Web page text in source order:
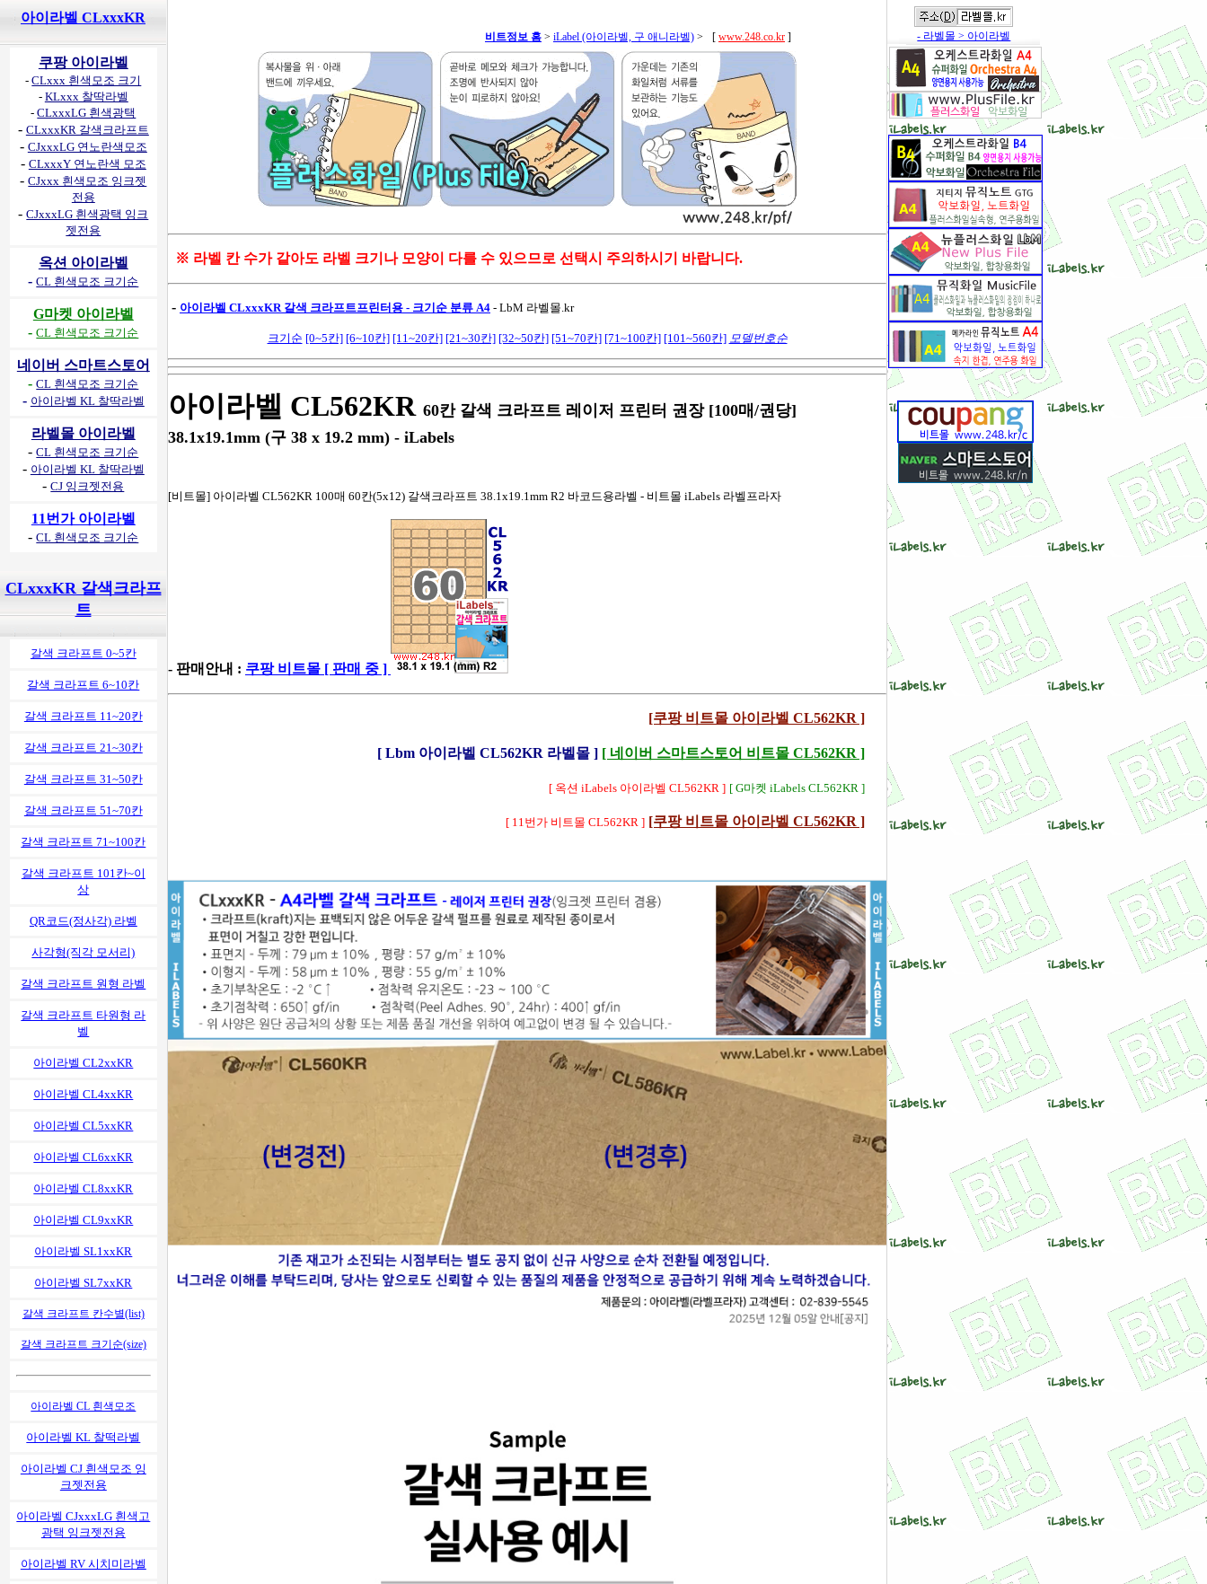
아이라벨 CLxxxKR
쿠팡 아이라벨
-CLxxx 흰색모조 크기
- KLxxx 찰딱라벨
-CLxxxLG 흰색광택
- CLxxxKR 갈색크라프트
- CJxxxLG 연노란색모조
- CLxxxY 연노란색 모조
-CJxxx 흰색모조 잉크젯
전용
-CJxxxLG 흰색광택 잉크
젯전용
옥션 아이라벨
-CL 흰색모조 크기순
G마켓 아이라벨
-CL 흰색모조 크기순
네이버 스마트스토어
-CL 흰색모조 크기순
- 아이라벨 KL 찰딱라벨
라벨몰 아이라벨
-CL 흰색모조 크기순
- 아이라벨 KL 찰딱라벨
-CJ 잉크젯전용
11번가 아이라벨
-CL 흰색모조 크기순
CLxxxKR 갈색크라프
트
갈색 크라프트 0~5칸
갈색 크라프트 6~10칸
갈색 크라프트 11~20칸
갈색 크라프트 21~30칸
갈색 크라프트 31~50칸
갈색 크라프트 51~70칸
갈색 크라프트 71~100칸
갈색 크라프트 101칸~이
상
QR코드(정사각) 라벨
사각형(직각 모서리)
갈색 크라프트 원형 라벨
갈색 크라프트 타원형 라
벨
아이라벨 CL2xxKR
아이라벨 CL4xxKR
아이라벨 CL5xxKR
아이라벨 CL6xxKR
아이라벨 CL8xxKR
아이라벨 CL9xxKR
아이라벨 SL1xxKR
아이라벨 SL7xxKR
갈색 크라프트 칸수별(list)
갈색 크라프트 크기순(size)
아이라벨 CL 흰색모조
아이라벨 KL 찰떡라벨
아이라벨 CJ 흰색모조 잉
크젯전용
아이라벨 CJxxxLG 흰색고
광택 잉크젯전용
아이라벨 RV 시치미라벨
비트정보 홈 > iLabel (아이라벨, 구 애니라벨) > [ www.248.co.kr ]
※ 라벨 칸 수가 같아도 라벨 크기나 모양이 다를 수 있으므로 선택시 주의하시기 바랍니다.
- 아이라벨 CLxxxKR 갈색 크라프트프린터용 - 크기순 분류 A4 - LbM 라벨몰.kr
크기순 [0~5칸] [6~10칸] [11~20칸] [21~30칸] [32~50칸] [51~70칸] [71~100칸] [101~560칸] 모델번호순
아이라벨 CL562KR 60칸 갈색 크라프트 레이저 프린터 권장 [100매/권당]
38.1x19.1mm (구 38 x 19.2 mm) - iLabels
[비트몰] 아이라벨 CL562KR 100매 60칸(5x12) 갈색크라프트 38.1x19.1mm R2 바코드용라벨 - 비트몰 iLabels 라벨프라자
- 판매안내 : 쿠팡 비트몰 [ 판매 중 ]
[쿠팡 비트몰 아이라벨 CL562KR ]
[ Lbm 아이라벨 CL562KR 라벨몰 ] [ 네이버 스마트스토어 비트몰 CL562KR ]
[ 옥션 iLabels 아이라벨 CL562KR ] [ G마켓 iLabels CL562KR ]
[ 11번가 비트몰 CL562KR ] [쿠팡 비트몰 아이라벨 CL562KR ]
- 라벨몰 > 아이라벨